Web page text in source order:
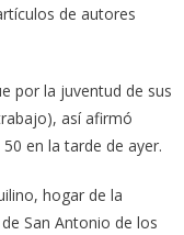
de autores
por la juventud de sus
así afirmó
en la tarde de ayer.
hogar de la
San Antonio de los